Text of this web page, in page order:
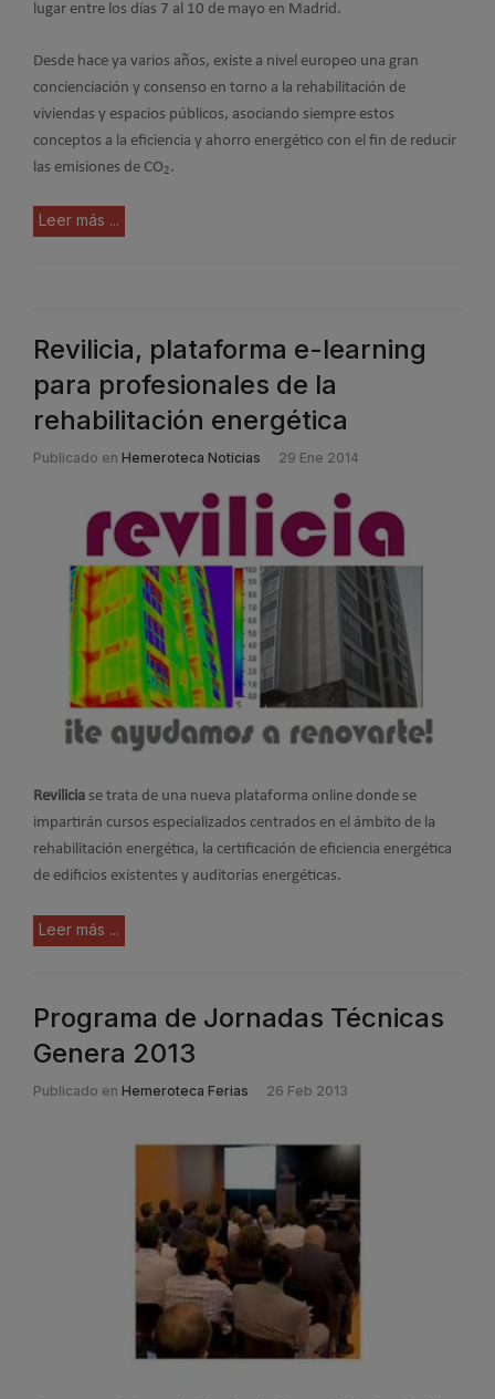
lugar entre los días 7 al 10 de mayo en Madrid.
Desde hace ya varios años, existe a nivel europeo una gran
concienciación y consenso en torno a la rehabilitación de
viviendas y espacios públicos, asociando siempre estos
conceptos a la eficiencia y ahorro energético con el fin de reducir
las emisiones de CO2.
Leer más ...
Revilicia, plataforma e-learning
para profesionales de la
rehabilitación energética
Publicado en Hemeroteca Noticias 29 Ene 2014
Revilicia se trata de una nueva plataforma online donde se
impartirán cursos especializados centrados en el ámbito de la
rehabilitación energética, la certificación de eficiencia energética
de edificios existentes y auditorías energéticas.
Leer más ...
Programa de Jornadas Técnicas
Genera 2013
Publicado en Hemeroteca Ferias 26 Feb 2013